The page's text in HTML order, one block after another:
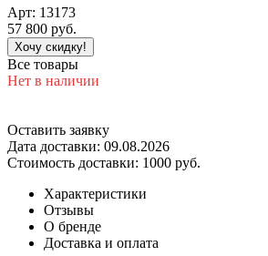
Арт: 13173
57 800 руб.
Хочу скидку!
Все товары
Нет в наличии
Оставить заявку
Дата доставки: 09.08.2026
Стоимость доставки: 1000 руб.
Характеристики
Отзывы
О бренде
Доставка и оплата